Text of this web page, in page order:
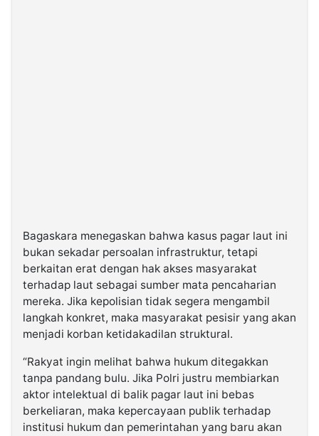
Bagaskara menegaskan bahwa kasus pagar laut ini
bukan sekadar persoalan infrastruktur, tetapi
berkaitan erat dengan hak akses masyarakat
terhadap laut sebagai sumber mata pencaharian
mereka. Jika kepolisian tidak segera mengambil
langkah konkret, maka masyarakat pesisir yang akan
menjadi korban ketidakadilan struktural.
“Rakyat ingin melihat bahwa hukum ditegakkan
tanpa pandang bulu. Jika Polri justru membiarkan
aktor intelektual di balik pagar laut ini bebas
berkeliaran, maka kepercayaan publik terhadap
institusi hukum dan pemerintahan yang baru akan